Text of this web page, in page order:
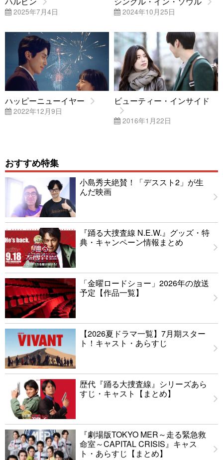
2025年7月4日 2024年10月25日
ハッピーニューイヤー
2022年12月9日
ビューティー・インサイド
2016年1月22日
おすすめ特集
小島秀夫絶賛！「デススト2」が生
んだ映画
『踊る大捜査線 N.E.W.』グッズ・特
典・キャンペーン情報まとめ
「金曜ロードショー」2026年の放送
予定【作品一覧】
【2026夏ドラマ一覧】7月期スター
ト！キャスト・あらすじ
歴代『踊る大捜査線』シリーズあら
すじ・キャスト【まとめ】
『劇場版TOKYO MER～走る緊急救
命室～CAPITAL CRISIS』キャス
ト・あらすじ【まとめ】